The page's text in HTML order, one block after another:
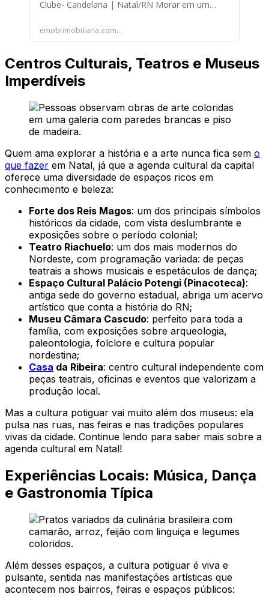
Centros Culturais, Teatros e Museus
Imperdíveis
Quem ama explorar a história e a arte nunca fica sem o
que fazer em Natal, já que a agenda cultural da capital
oferece uma diversidade de espaços ricos em
conhecimento e beleza:
Forte dos Reis Magos: um dos principais símbolos
históricos da cidade, com vista deslumbrante e
exposições sobre o período colonial;
Teatro Riachuelo: um dos mais modernos do
Nordeste, com programação variada: de peças
teatrais a shows musicais e espetáculos de dança;
Espaço Cultural Palácio Potengi (Pinacoteca):
antiga sede do governo estadual, abriga um acervo
artístico que conta a história do RN;
Museu Câmara Cascudo: perfeito para toda a
família, com exposições sobre arqueologia,
paleontologia, folclore e cultura popular
nordestina;
Casa da Ribeira: centro cultural independente com
peças teatrais, oficinas e eventos que valorizam a
produção local.
Mas a cultura potiguar vai muito além dos museus: ela
pulsa nas ruas, nas feiras e nas tradições populares
vivas da cidade. Continue lendo para saber mais sobre a
agenda cultural em Natal!
Experiências Locais: Música, Dança
e Gastronomia Típica
Além desses espaços, a cultura potiguar é viva e
pulsante, sentida nas manifestações artísticas que
acontecem nos bairros, feiras e espaços públicos: